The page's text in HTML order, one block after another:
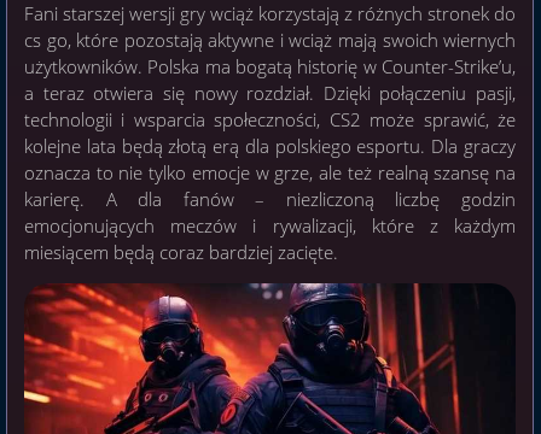
Fani starszej wersji gry wciąż korzystają z różnych stronek do
cs go, które pozostają aktywne i wciąż mają swoich wiernych
użytkowników. Polska ma bogatą historię w Counter-Strike’u,
a teraz otwiera się nowy rozdział. Dzięki połączeniu pasji,
technologii i wsparcia społeczności, CS2 może sprawić, że
kolejne lata będą złotą erą dla polskiego esportu. Dla graczy
oznacza to nie tylko emocje w grze, ale też realną szansę na
karierę. A dla fanów – niezliczoną liczbę godzin
emocjonujących meczów i rywalizacji, które z każdym
miesiącem będą coraz bardziej zacięte.